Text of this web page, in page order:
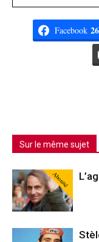
Facebook
Sur le même sujet
Abonné